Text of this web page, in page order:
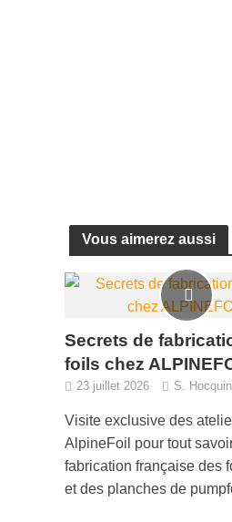
Vous aimerez aussi
Secrets de
foils chez
23 juillet 2026 S.
Visite exclusive des
AlpineFoil pour tout
fabrication française des
et des planches de